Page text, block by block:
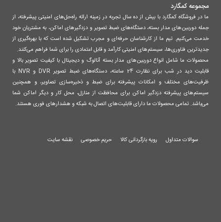
مجموعه کمگارد
ما در فروشگاه کمگارد با بیش از ده سال تجربه در زمینه ارائه راه‌حل‌های امنیتی پیشرفته، از
جمله دوربین‌های مدار بسته، دستگاه‌های ضبط تصویر و دزدگیرهای اماکن، به مشتریان خود
خدمت می‌کنیم. تیم ما از کارشناسان حرفه‌ای و مجرب تشکیل شده است که با بهره‌گیری از
جدیدترین فناوری‌ها، سیستم‌های امنیتی کارآمد و قابل اعتمادی را برای شما فراهم می‌کنند.
محصولات ما شامل انواع دوربین‌های مدار بسته آنالوگ و دیجیتال با کیفیت تصویر بالا و
قابلیت دید در شب برای نظارت 24 ساعته، دستگاه‌های ضبط تصویر DVR و NVR با
ظرفیت‌های مختلف و امکانات پیشرفته برای ضبط و ذخیره‌سازی تصاویر، و همچنین
سیستم‌های پیشرفته دزدگیر اماکن برای محافظت از منازل، محل کار و دیگر اماکن شما
می‌باشد. تمامی محصولات ما دارای قابلیت‌های اتصال به شبکه و هشدارهای فوری هستند.
سوالات متداول رویه بازگردانی کالا حریم خصوصی نقشه سایت